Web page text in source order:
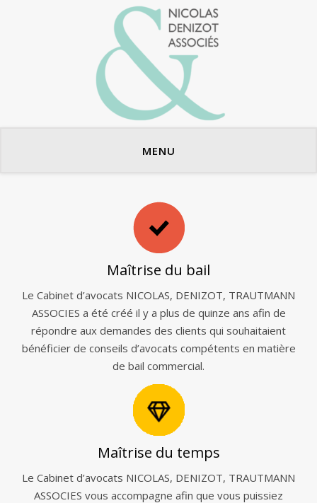
MENU
Maîtrise du bail
Le Cabinet d’avocats NICOLAS, DENIZOT, TRAUTMANN
ASSOCIES a été créé il y a plus de quinze ans afin de
répondre aux demandes des clients qui souhaitaient
bénéficier de conseils d’avocats compétents en matière
de bail commercial.
Maîtrise du temps
Le Cabinet d’avocats NICOLAS, DENIZOT, TRAUTMANN
ASSOCIES vous accompagne afin que vous puissiez